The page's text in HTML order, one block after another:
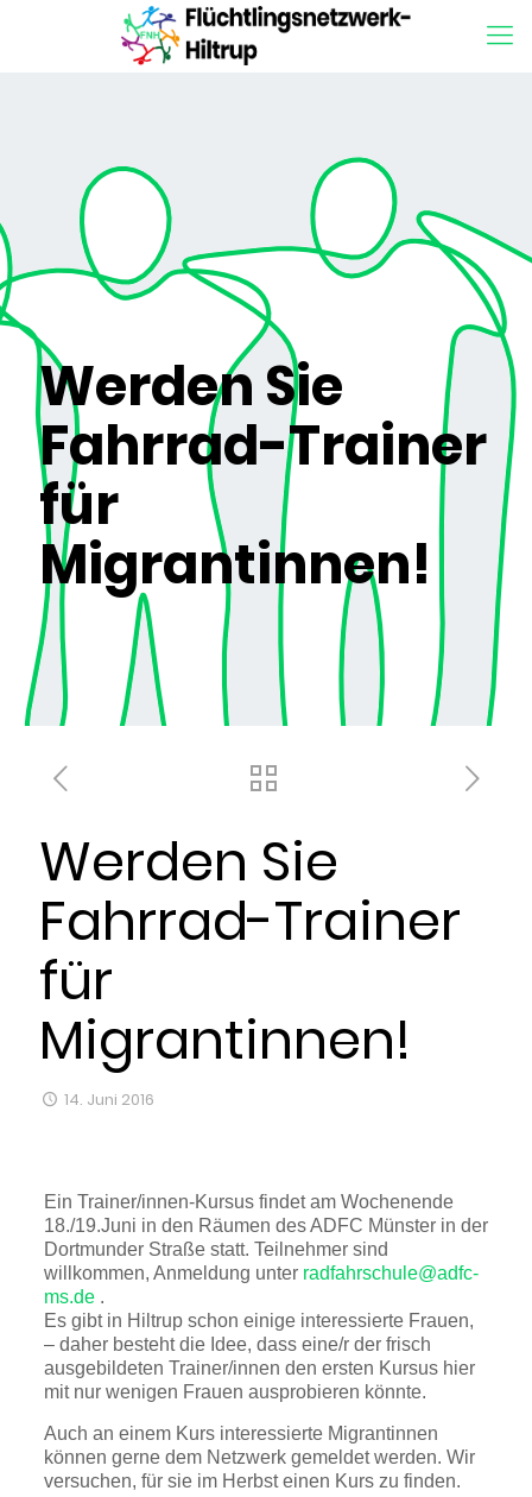
Werden Sie
Fahrrad-Trainer
für
Migrantinnen!
Werden Sie
Fahrrad-Trainer
für
Migrantinnen!
14. Juni 2016
Ein Trainer/innen-Kursus findet am Wochenende
18./19.Juni in den Räumen des ADFC Münster in der
Dortmunder Straße statt. Teilnehmer sind
willkommen, Anmeldung unter radfahrschule@adfc-
ms.de.
Es gibt in Hiltrup schon einige interessierte Frauen,
– daher besteht die Idee, dass eine/r der frisch
ausgebildeten Trainer/innen den ersten Kursus hier
mit nur wenigen Frauen ausprobieren könnte.
Auch an einem Kurs interessierte Migrantinnen
können gerne dem Netzwerk gemeldet werden. Wir
versuchen, für sie im Herbst einen Kurs zu finden.